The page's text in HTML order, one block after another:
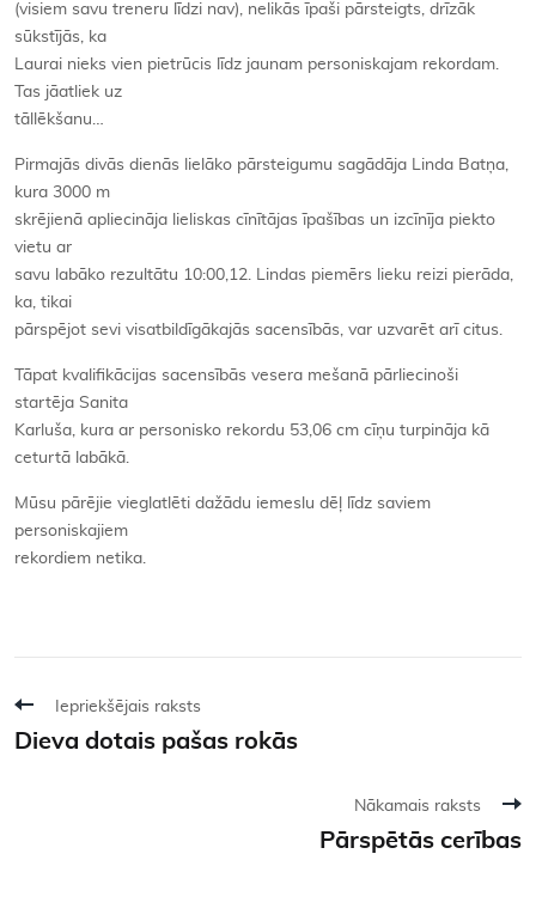
(visiem savu treneru līdzi nav), nelikās īpaši pārsteigts, drīzāk
sūkstījās, ka
Laurai nieks vien pietrūcis līdz jaunam personiskajam rekordam.
Tas jāatliek uz
tāllēkšanu…
Pirmajās divās dienās lielāko pārsteigumu sagādāja Linda Batņa,
kura 3000 m
skrējienā apliecināja lieliskas cīnītājas īpašības un izcīnīja piekto
vietu ar
savu labāko rezultātu 10:00,12. Lindas piemērs lieku reizi pierāda,
ka, tikai
pārspējot sevi visatbildīgākajās sacensībās, var uzvarēt arī citus.
Tāpat kvalifikācijas sacensībās vesera mešanā pārliecinoši
startēja Sanita
Karluša, kura ar personisko rekordu 53,06 cm cīņu turpināja kā
ceturtā labākā.
Mūsu pārējie vieglatlēti dažādu iemeslu dēļ līdz saviem
personiskajiem
rekordiem netika.
Iepriekšējais raksts
Dieva dotais pašas rokās
Nākamais raksts
Pārspētās cerības